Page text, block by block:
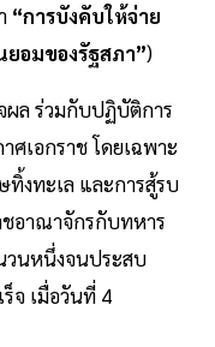
“การบังคับให้จ่าย
อมของรัฐสภา”)
ผล ร่วมกับปฏิบัติการ
เอกราช โดยเฉพาะ
ทิ้งทะเล และการสู้รบ
ชอาณาจักรกับทหาร
วนหนึ่งจนประสบ
จ เมื่อวันที่ 4